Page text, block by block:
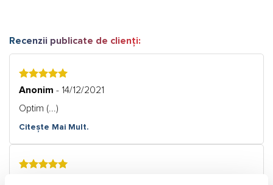
Recenzii publicate de clienți:
5
Anonim - 14/12/2021
Optim (...)
Citește Mai Mult.